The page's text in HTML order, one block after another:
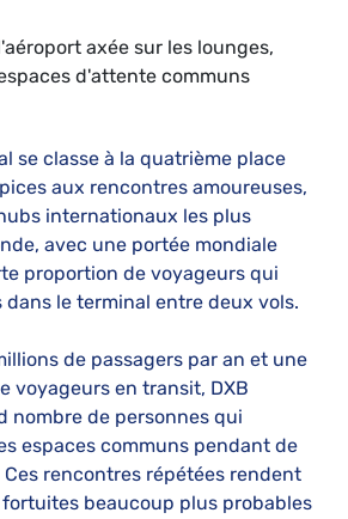
axée sur les lounges,
d'attente communs
se classe à la quatrième place
aux rencontres amoureuses,
internationaux les plus
avec une portée mondiale
proportion de voyageurs qui
le terminal entre deux vols.
de passagers par an et une
voyageurs en transit, DXB
nombre de personnes qui
espaces communs pendant de
rencontres répétées rendent
beaucoup plus probables